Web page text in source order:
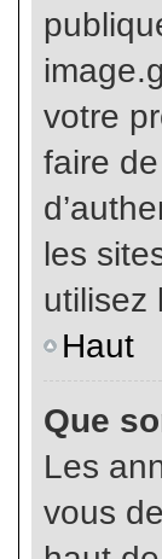
votre
faire
les
utilisez
Haut
Que
Les
vous